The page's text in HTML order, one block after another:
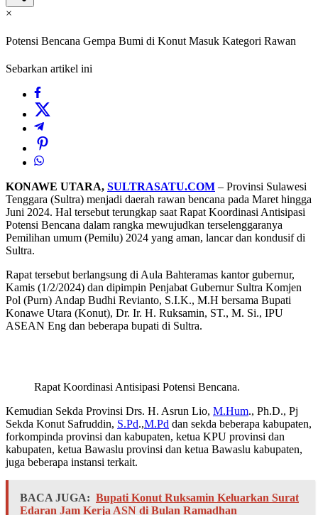
×
Potensi Bencana Gempa Bumi di Konut Masuk Kategori Rawan
Sebarkan artikel ini
KONAWE UTARA, SULTRASATU.COM – Provinsi Sulawesi
Tenggara (Sultra) menjadi daerah rawan bencana pada Maret hingga
Juni 2024. Hal tersebut terungkap saat Rapat Koordinasi Antisipasi
Potensi Bencana dalam rangka mewujudkan terselenggaranya
Pemilihan umum (Pemilu) 2024 yang aman, lancar dan kondusif di
Sultra.
Rapat tersebut berlangsung di Aula Bahteramas kantor gubernur,
Kamis (1/2/2024) dan dipimpin Penjabat Gubernur Sultra Komjen
Pol (Purn) Andap Budhi Revianto, S.I.K., M.H bersama Bupati
Konawe Utara (Konut), Dr. Ir. H. Ruksamin, ST., M. Si., IPU
ASEAN Eng dan beberapa bupati di Sultra.
Rapat Koordinasi Antisipasi Potensi Bencana.
Kemudian Sekda Provinsi Drs. H. Asrun Lio, M.Hum., Ph.D., Pj
Sekda Konut Safruddin, S.Pd.,M.Pd dan sekda beberapa kabupaten,
forkompinda provinsi dan kabupaten, ketua KPU provinsi dan
kabupaten, ketua Bawaslu provinsi dan ketua Bawaslu kabupaten,
juga beberapa instansi terkait.
BACA JUGA: Bupati Konut Ruksamin Keluarkan Surat
Edaran Jam Kerja ASN di Bulan Ramadhan